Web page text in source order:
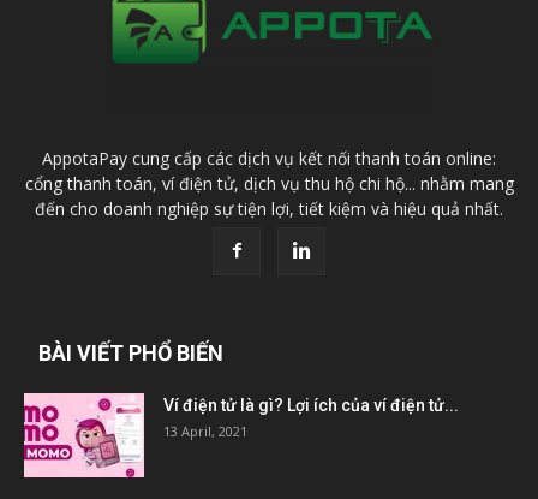
AppotaPay cung cấp các dịch vụ kết nối thanh toán online:
cổng thanh toán, ví điện tử, dịch vụ thu hộ chi hộ... nhằm mang
đến cho doanh nghiệp sự tiện lợi, tiết kiệm và hiệu quả nhất.
BÀI VIẾT PHỔ BIẾN
Ví điện tử là gì? Lợi ích của ví điện tử...
13 April, 2021